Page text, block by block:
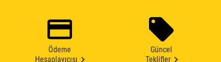
Ödeme
Hesaplayıcısı
Güncel
Teklifler